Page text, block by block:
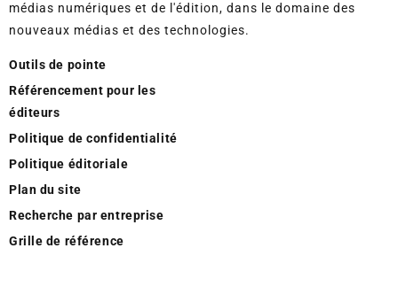
médias numériques et de l'édition, dans le domaine des
nouveaux médias et des technologies.
Outils de pointe
Référencement pour les
éditeurs
Politique de confidentialité
Politique éditoriale
Plan du site
Recherche par entreprise
Grille de référence